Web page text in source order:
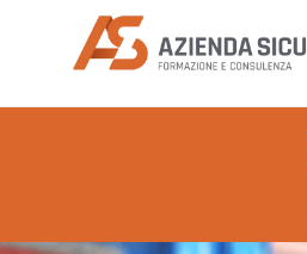
Azienda Sicura